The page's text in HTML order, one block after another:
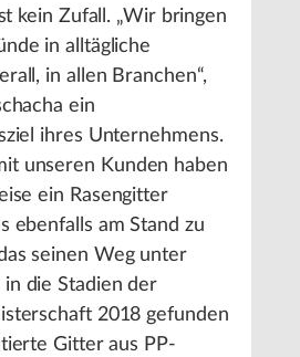
kein Zufall. „Wir bringen
in alltägliche
in allen Branchen“,
ein
ihres Unternehmens.
unseren Kunden haben
ein Rasengitter
ebenfalls am Stand zu
seinen Weg unter
die Stadien der
2018 gefunden
Gitter aus PP-